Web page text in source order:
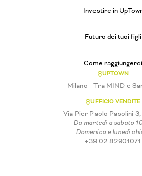
Investire in
Futuro dei tuoi figli
Come raggiungerci
UPTOWN
Milano - Tra MIND e
UFFICIO VENDITE
Via Pier Paolo Pasolini
Da martedì a sabato
Domenica e lunedì
+39 02 82901071